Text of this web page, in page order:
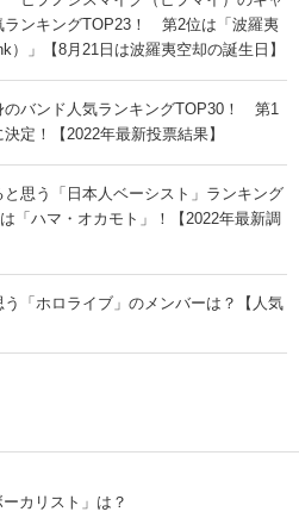
ランキングTOP23！ 第2位は「波羅夷
）」【8月21日は波羅夷空却の誕生日】
のバンド人気ランキングTOP30！ 第1
定！【2022年最新投票結果】
思う「日本人ベーシスト」ランキング
「ハマ・オカモト」！【2022年最新調
「ホロライブ」のメンバーは？【人気
カリスト」は？